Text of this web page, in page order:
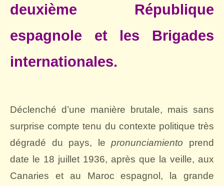
deuxième République
espagnole et les Brigades
internationales.
Déclenché d’une manière brutale, mais sans
surprise compte tenu du contexte politique très
dégradé du pays, lepronunciamiento prend
date le 18 juillet 1936, après que la veille, aux
Canaries et au Maroc espagnol, la grande